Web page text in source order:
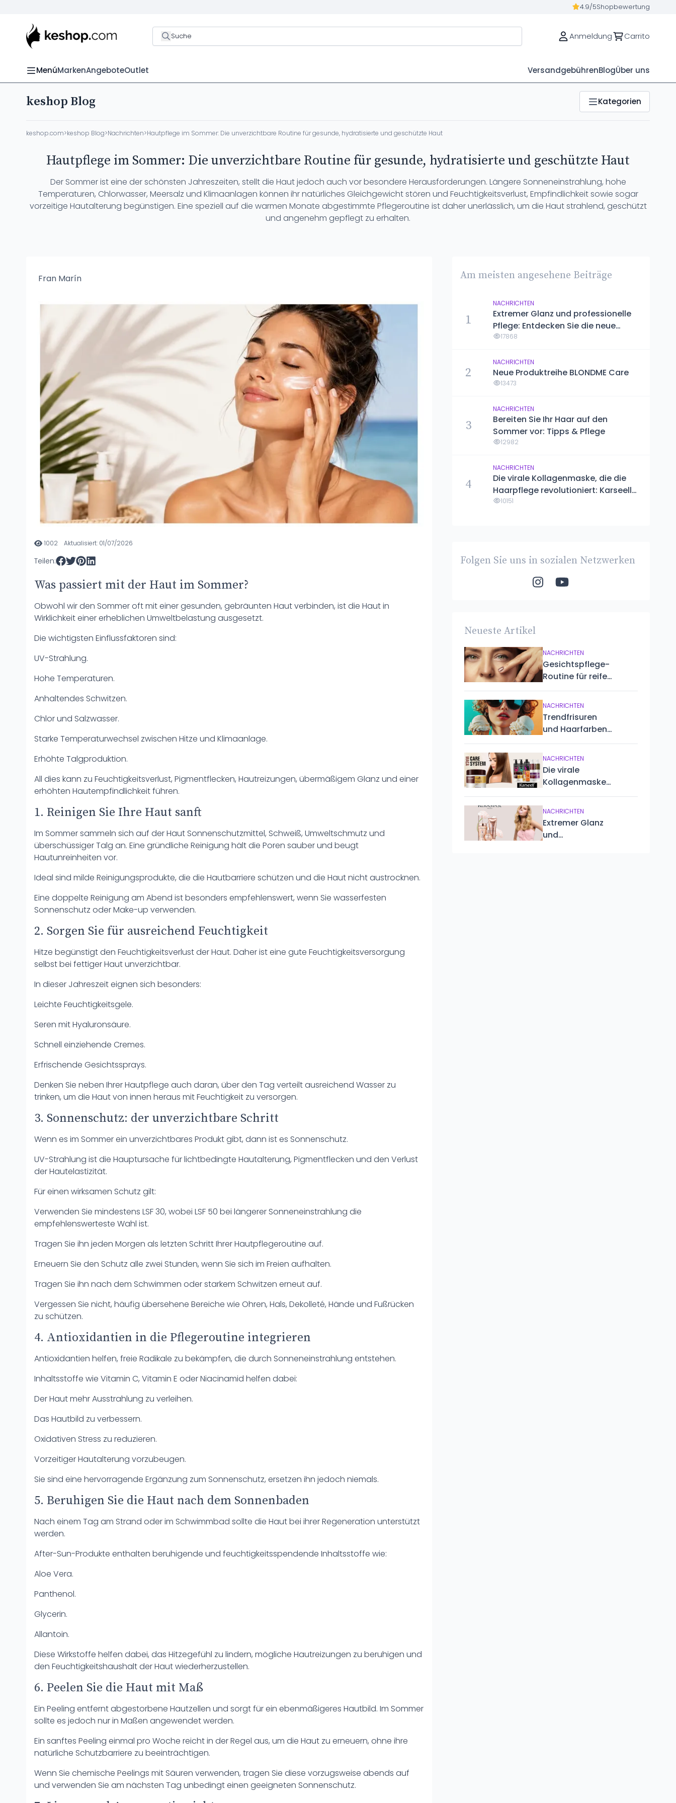
4.9/5Shopbewertung
Suche Anmeldung Carrito
MenúMarkenAngeboteOutlet VersandgebührenBlogÜber uns
keshop Blog Kategorien
keshop.com>keshop Blog>Nachrichten>Hautpflege im Sommer: Die unverzichtbare Routine für gesunde, hydratisierte und geschützte Haut
Hautpflege im Sommer: Die unverzichtbare Routine für gesunde, hydratisierte und geschützte Haut
Der Sommer ist eine der schönsten Jahreszeiten, stellt die Haut jedoch auch vor besondere Herausforderungen. Längere Sonneneinstrahlung, hohe
Temperaturen, Chlorwasser, Meersalz und Klimaanlagen können ihr natürliches Gleichgewicht stören und Feuchtigkeitsverlust, Empfindlichkeit sowie sogar
vorzeitige Hautalterung begünstigen. Eine speziell auf die warmen Monate abgestimmte Pflegeroutine ist daher unerlässlich, um die Haut strahlend, geschützt
und angenehm gepflegt zu erhalten.
Fran Marín
1002 Aktualisiert: 01/07/2026
Teilen:
Was passiert mit der Haut im Sommer?
Obwohl wir den Sommer oft mit einer gesunden, gebräunten Haut verbinden, ist die Haut in
Wirklichkeit einer erheblichen Umweltbelastung ausgesetzt.
Die wichtigsten Einflussfaktoren sind:
UV-Strahlung.
Hohe Temperaturen.
Anhaltendes Schwitzen.
Chlor und Salzwasser.
Starke Temperaturwechsel zwischen Hitze und Klimaanlage.
Erhöhte Talgproduktion.
All dies kann zu Feuchtigkeitsverlust, Pigmentflecken, Hautreizungen, übermäßigem Glanz und einer
erhöhten Hautempfindlichkeit führen.
1. Reinigen Sie Ihre Haut sanft
Im Sommer sammeln sich auf der Haut Sonnenschutzmittel, Schweiß, Umweltschmutz und
überschüssiger Talg an. Eine gründliche Reinigung hält die Poren sauber und beugt
Hautunreinheiten vor.
Ideal sind milde Reinigungsprodukte, die die Hautbarriere schützen und die Haut nicht austrocknen.
Eine doppelte Reinigung am Abend ist besonders empfehlenswert, wenn Sie wasserfesten
Sonnenschutz oder Make-up verwenden.
2. Sorgen Sie für ausreichend Feuchtigkeit
Hitze begünstigt den Feuchtigkeitsverlust der Haut. Daher ist eine gute Feuchtigkeitsversorgung
selbst bei fettiger Haut unverzichtbar.
In dieser Jahreszeit eignen sich besonders:
Leichte Feuchtigkeitsgele.
Seren mit Hyaluronsäure.
Schnell einziehende Cremes.
Erfrischende Gesichtssprays.
Denken Sie neben Ihrer Hautpflege auch daran, über den Tag verteilt ausreichend Wasser zu
trinken, um die Haut von innen heraus mit Feuchtigkeit zu versorgen.
3. Sonnenschutz: der unverzichtbare Schritt
Wenn es im Sommer ein unverzichtbares Produkt gibt, dann ist es Sonnenschutz.
UV-Strahlung ist die Hauptursache für lichtbedingte Hautalterung, Pigmentflecken und den Verlust
der Hautelastizität.
Für einen wirksamen Schutz gilt:
Verwenden Sie mindestens LSF 30, wobei LSF 50 bei längerer Sonneneinstrahlung die
empfehlenswerteste Wahl ist.
Tragen Sie ihn jeden Morgen als letzten Schritt Ihrer Hautpflegeroutine auf.
Erneuern Sie den Schutz alle zwei Stunden, wenn Sie sich im Freien aufhalten.
Tragen Sie ihn nach dem Schwimmen oder starkem Schwitzen erneut auf.
Vergessen Sie nicht, häufig übersehene Bereiche wie Ohren, Hals, Dekolleté, Hände und Fußrücken
zu schützen.
4. Antioxidantien in die Pflegeroutine integrieren
Antioxidantien helfen, freie Radikale zu bekämpfen, die durch Sonneneinstrahlung entstehen.
Inhaltsstoffe wie Vitamin C, Vitamin E oder Niacinamid helfen dabei:
Der Haut mehr Ausstrahlung zu verleihen.
Das Hautbild zu verbessern.
Oxidativen Stress zu reduzieren.
Vorzeitiger Hautalterung vorzubeugen.
Sie sind eine hervorragende Ergänzung zum Sonnenschutz, ersetzen ihn jedoch niemals.
5. Beruhigen Sie die Haut nach dem Sonnenbaden
Nach einem Tag am Strand oder im Schwimmbad sollte die Haut bei ihrer Regeneration unterstützt
werden.
After-Sun-Produkte enthalten beruhigende und feuchtigkeitsspendende Inhaltsstoffe wie:
Aloe Vera.
Panthenol.
Glycerin.
Allantoin.
Diese Wirkstoffe helfen dabei, das Hitzegefühl zu lindern, mögliche Hautreizungen zu beruhigen und
den Feuchtigkeitshaushalt der Haut wiederherzustellen.
6. Peelen Sie die Haut mit Maß
Ein Peeling entfernt abgestorbene Hautzellen und sorgt für ein ebenmäßigeres Hautbild. Im Sommer
sollte es jedoch nur in Maßen angewendet werden.
Ein sanftes Peeling einmal pro Woche reicht in der Regel aus, um die Haut zu erneuern, ohne ihre
natürliche Schutzbarriere zu beeinträchtigen.
Wenn Sie chemische Peelings mit Säuren verwenden, tragen Sie diese vorzugsweise abends auf
und verwenden Sie am nächsten Tag unbedingt einen geeigneten Sonnenschutz.
Am meisten angesehene Beiträge
1
NACHRICHTEN
Extremer Glanz und professionelle
Pflege: Entdecken Sie die neue
Kérastase Gloss Absolu Linie
17868
2
NACHRICHTEN
Neue Produktreihe BLONDME Care
13473
3
NACHRICHTEN
Bereiten Sie Ihr Haar auf den
Sommer vor: Tipps & Pflege
12982
4
NACHRICHTEN
Die virale Kollagenmaske, die die
Haarpflege revolutioniert: Karseell
Maca Essence
10151
Folgen Sie uns in sozialen Netzwerken
Neueste Artikel
NACHRICHTEN
Gesichtspflege-
Routine für reife
Haut
NACHRICHTEN
Trendfrisuren
und Haarfarben
für den Sommer
2025
NACHRICHTEN
Die virale
Kollagenmaske,
die die
Haarpflege
revolutioniert:
Karseell Maca
NACHRICHTEN
Extremer Glanz
und